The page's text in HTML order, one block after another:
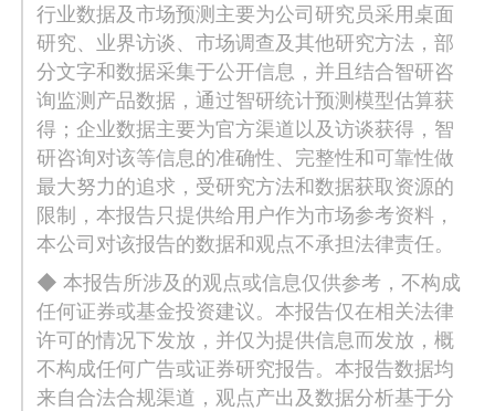
行业数据及市场预测主要为公司研究员采用桌面
研究、业界访谈、市场调查及其他研究方法，部
分文字和数据采集于公开信息，并且结合智研咨
询监测产品数据，通过智研统计预测模型估算获
得；企业数据主要为官方渠道以及访谈获得，智
研咨询对该等信息的准确性、完整性和可靠性做
最大努力的追求，受研究方法和数据获取资源的
限制，本报告只提供给用户作为市场参考资料，
本公司对该报告的数据和观点不承担法律责任。
◆ 本报告所涉及的观点或信息仅供参考，不构成
任何证券或基金投资建议。本报告仅在相关法律
许可的情况下发放，并仅为提供信息而发放，概
不构成任何广告或证券研究报告。本报告数据均
来自合法合规渠道，观点产出及数据分析基于分